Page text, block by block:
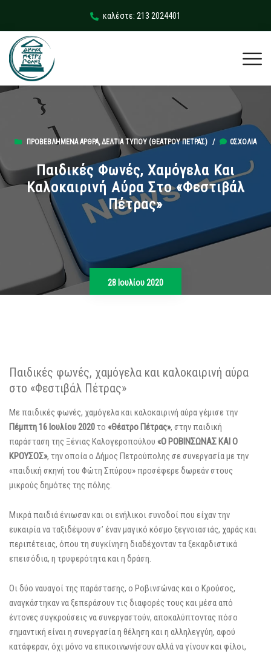
καλέστε: 213 2024401
ΠΡΟΒΕΒΛΗΜΈΝΑ ΆΡΘΡΑ,ΔΕΛΤΊΑ ΤΎΠΟΥ (ΘΕΆΤΡΟΥ ΠΈΤΡΑΣ) / 0ΣΧΌΛΙΑ
Παιδικές Φωνές, Χαμόγελα Και
Καλοκαιρινή Αύρα Στο «Φεστιβάλ
Πέτρας»
28 Ιουλίου 2020
Παιδικές φωνές, χαμόγελα και καλοκαιρινή αύρα
στο «Φεστιβάλ Πέτρας»
Με παιδικές φωνές, χαμόγελα και καλοκαιρινή αύρα γέμισε την
Πέμπτη 16 Ιουλίου 2020το «Θέατρο Πέτρας», στην παιδική
παράσταση της Ξένιας Καλογεροπούλου «Ο ΡΟΒΙΝΣΩΝΑΣ ΚΑΙ Ο
ΚΡΟΥΣΟΣ», την οποία ο Δήμος Πετρούπολης σε συνεργασία με την
«παιδική σκηνή του Φώτη Σπύρου» προσέφερε δωρεάν στους
μικρούς δημότες της πόλης.
Μικρά παιδιά ένιωσαν και οι ενήλικοι συνοδοί που είχαν την
ευκαιρία να ταξιδέψουν σ’ έναν μαγικό κόσμο ξεγνοιασιάς, χαράς και
περιπέτειας, όπου τη συγκίνηση διαδέχονταν τα ξεκαρδιστικά
επεισόδια, η τρυφερότητα και η δράση.
Οι δύο ναυαγοί της παράστασης, ο Ροβινσώνας και ο Κρούσος,
αναγκάστηκαν να ξεπεράσουν τις διαφορές τους και μέσα από
έντονες συγκρούσεις να συνεργαστούν, αποκαλύπτοντας πόσο
σημαντική είναι η συνεργασία η θέληση και η αλληλεγγύη, αφού
κατάφεραν, όχι μόνο να επικοινωνήσουν αλλά να γίνουν και φίλοι,